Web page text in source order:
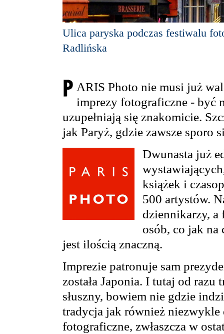
Ulica paryska podczas festiwalu
Radlińska
ARIS Photo nie musi już
imprezy fotograficzne - być
uzupełniają się znakomicie.
jak Paryż, gdzie zawsze sporo
Dwunasta już
książek i
500 artystów.
dziennikarzy, a
osób, co jak
jest ilością znaczną.
Imprezie patronuje sam
została Japonia. I tutaj od
słuszny, bowiem nie gdzie
tradycja jak również
fotograficzne, zwłaszcza w